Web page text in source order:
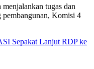
tugas dan
pembangunan, Komisi 4